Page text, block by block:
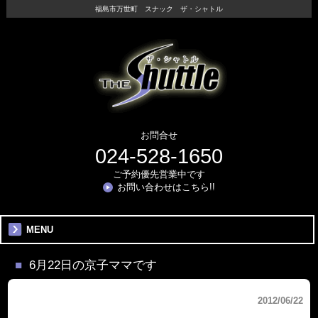
福島市万世町 スナック ザ・シャトル
お問合せ
024-528-1650
ご予約優先営業中です
お問い合わせはこちら!!
MENU
6月22日の京子ママです
2012/06/22